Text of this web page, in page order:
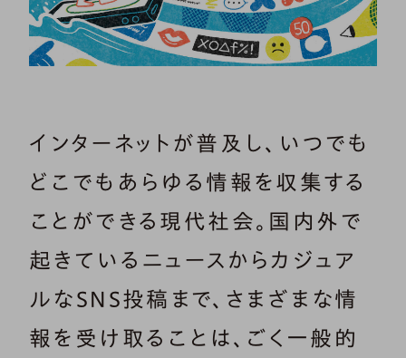
インターネットが普及し、いつでも
どこでもあらゆる情報を収集する
ことができる現代社会。国内外で
起きているニュースからカジュア
ルなSNS投稿まで、さまざまな情
報を受け取ることは、ごく一般的